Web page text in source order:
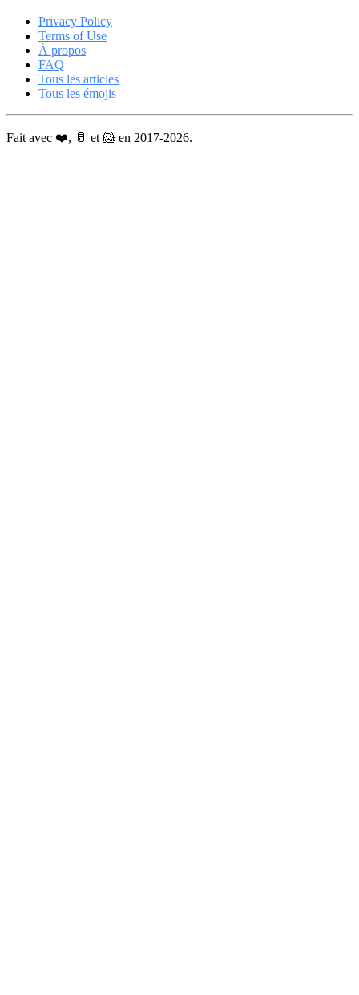
Privacy Policy
Terms of Use
À propos
FAQ
Tous les articles
Tous les émojis
Fait avec ❤️, 🥛 et 🐹 en 2017-2026.